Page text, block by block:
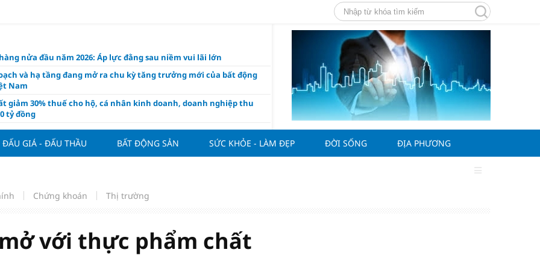
nửa đầu năm 2026: Áp lực đằng sau niềm vui lãi lớn
và hạ tầng đang mở ra chu kỳ tăng trưởng mới của bất động
Nam
giảm 30% thuế cho hộ, cá nhân kinh doanh, doanh nghiệp thu
tỷ đồng
hôm nay 7/8: Thị trường lặng sóng
mua nhà tăng cao, thị trường đối mặt sức ép thanh khoản
thức đối với tham vọng công nghệ của Đông Nam Á
đấu giá 57 lô đất tại phường Kiến An, với giá khởi điểm từ 18
m2
ĐẤU GIÁ - ĐẤU THẦU BẤT ĐỘNG SẢN SỨC KHỎE - LÀM ĐẸP ĐỜI SỐNG ĐỊA PHƯƠNG
Chứng khoán Thị trường
với thực phẩm chất